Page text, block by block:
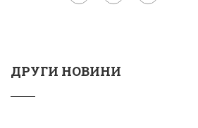
ДРУГИ НОВИНИ